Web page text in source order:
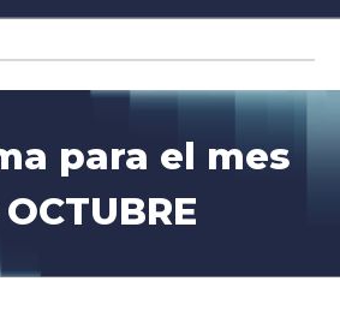
para el mes
OCTUBRE